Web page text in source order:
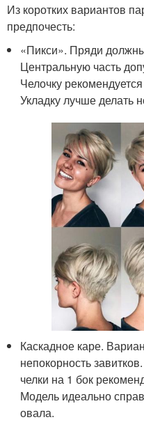
Из коротких вариантов
предпочесть:
«Пикси». Пряди
Центральную часть
Челочку
Укладку лучше делать
Каскадное каре.
непокорность
челки на 1 бок
Модель идеально
овала.